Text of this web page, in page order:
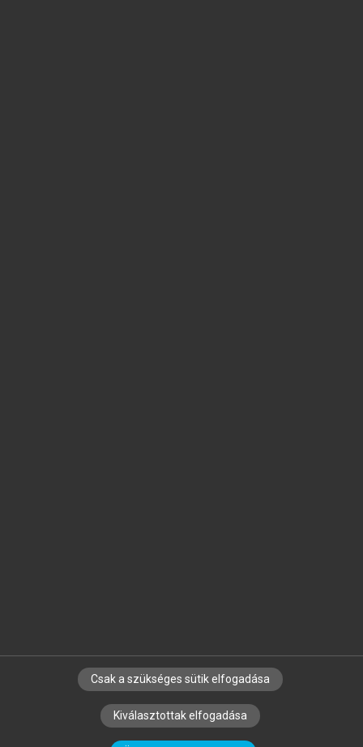
SZERZŐKNEK CÉGEKNEK KÖNYVTÁROSOKNAK
SZERKESZTÉSI ÉS LEKTORÁLÁSI ALAPELVEK
Csak a szükséges sütik elfogadása
Kiválasztottak elfogadása